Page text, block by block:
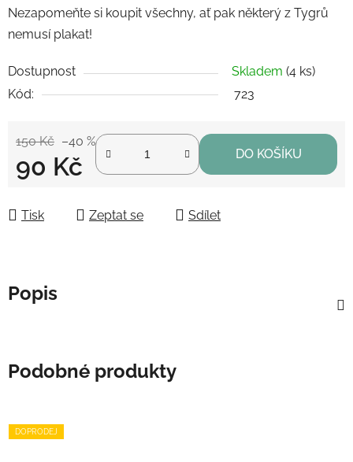
Nezapomeňte si koupit všechny, ať pak některý z Tygrů
nemusí plakat!
Dostupnost Skladem (4 ks)
Kód:
723
150 Kč –40 %
90 Kč DO KOŠÍKU
Tisk Zeptat se Sdílet
Popis
Podobné produkty
DOPRODEJ